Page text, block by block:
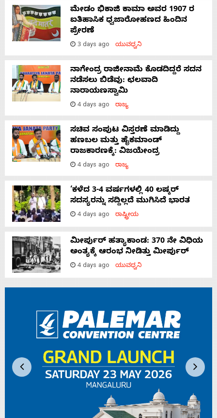
ಮೇಡಂ ಭಿಕಾಜಿ ಕಾಮಾ ಅವರ 1907 ರ
ಐತಿಹಾಸಿಕ ಧ್ವಜಾರೋಹಣದ ಹಿಂದಿನ
ಪ್ರೇರಣೆ
3 days ago ಯುವಧ್ವನಿ
ನಾಗೇಂದ್ರ ರಾಜೀನಾಮೆ ಕೊಡದಿದ್ದರೆ ಸದನ
ನಡೆಸಲು ಬಿಡೆವು: ಛಲವಾದಿ
ನಾರಾಯಣಸ್ವಾಮಿ
4 days ago ರಾಜ್ಯ
ಸಚಿವ ಸಂಪುಟ ವಿಸ್ತರಣೆ ಮಾಡಿದ್ದು
ಹಣಬಲ ಮತ್ತು ಹೈಕಮಾಂಡ್
ರಾಜಕಾರಣಕ್ಕೆ: ವಿಜಯೇಂದ್ರ
4 days ago ರಾಜ್ಯ
‘ಕಳೆದ 3-4 ವರ್ಷಗಳಲ್ಲಿ 40 ಲಷ್ಕರ್
ಸದಸ್ಯರನ್ನು ಸದ್ದಿಲ್ಲದೆ ಮುಗಿಸಿದೆ ಭಾರತ
4 days ago ರಾಷ್ಟ್ರೀಯ
ಮೀರ್ಪುರ್ ಹತ್ಯಾಕಾಂಡ: 370 ನೇ ವಿಧಿಯ
ಅಂತ್ಯಕ್ಕೆ ಆರಂಭ ನೀಡಿತ್ತು ಮೀರ್ಪುರ್
4 days ago ಯುವಧ್ವನಿ